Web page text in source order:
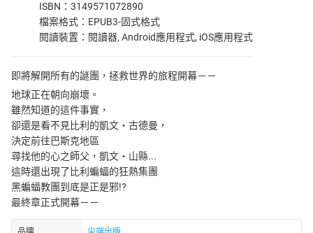
ISBN：3149571072890
檔案格式：EPUB3-固式格式
閱讀裝置：閱讀器, Android應用程式, iOS應用程式
即將解開所有的謎團，拯救世界的旅程開幕－－
地球正在朝向崩壞。
雖然知道的這件事實，
卻還是看不見比利的凱文‧古德曼，
決定前往巴斯克地區
尋找他的心之師父，凱文‧山縣...
這時還出現了比利蝙蝠的狂熱集團
黑蝙蝠教團到底是正是邪!?
最終章正式開幕－－